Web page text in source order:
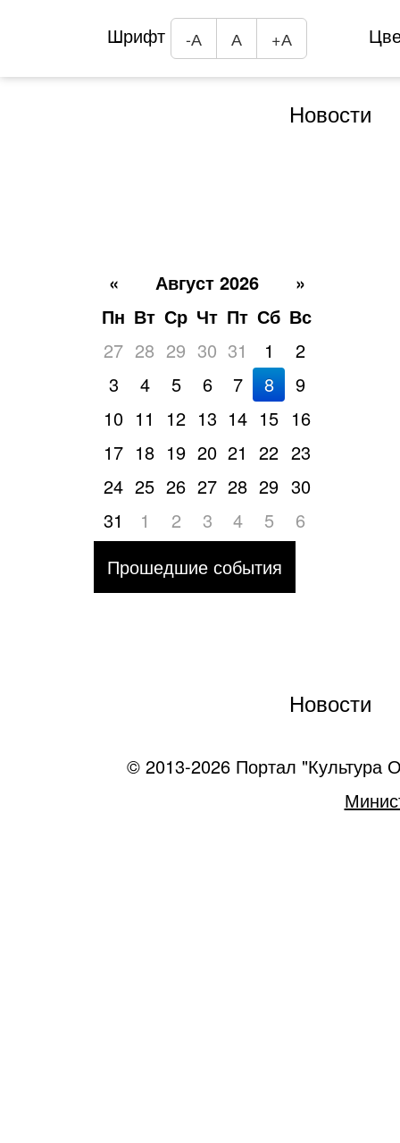
Шрифт -А А +А
Новости
« Август 2026
»
Пн Вт Ср Чт Пт Сб Вс
27 28 29 30 31 1
2
3
4 5 6 7 8
9
10 11 12 13 14 15 16
17 18 19 20 21 22 23
24 25 26 27 28 29 30
31
1 2 3 4 5
6
Прошедшие события
Новости
© 2013-2026 Портал "Культура